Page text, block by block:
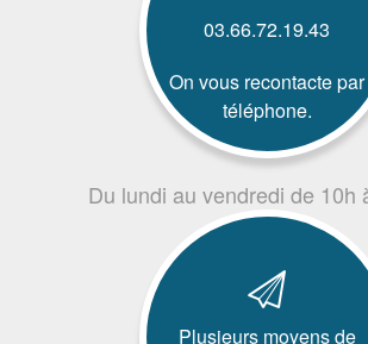
03.66.72.19.43
On vous recontacte par
téléphone.
Du lundi au vendredi de 10h
Plusieurs moyens de